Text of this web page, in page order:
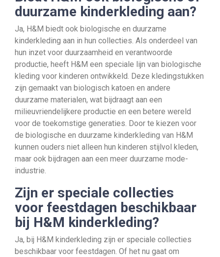
duurzame kinderkleding aan?
Ja, H&M biedt ook biologische en duurzame
kinderkleding aan in hun collecties. Als onderdeel van
hun inzet voor duurzaamheid en verantwoorde
productie, heeft H&M een speciale lijn van biologische
kleding voor kinderen ontwikkeld. Deze kledingstukken
zijn gemaakt van biologisch katoen en andere
duurzame materialen, wat bijdraagt aan een
milieuvriendelijkere productie en een betere wereld
voor de toekomstige generaties. Door te kiezen voor
de biologische en duurzame kinderkleding van H&M
kunnen ouders niet alleen hun kinderen stijlvol kleden,
maar ook bijdragen aan een meer duurzame mode-
industrie.
Zijn er speciale collecties
voor feestdagen beschikbaar
bij H&M kinderkleding?
Ja, bij H&M kinderkleding zijn er speciale collecties
beschikbaar voor feestdagen. Of het nu gaat om